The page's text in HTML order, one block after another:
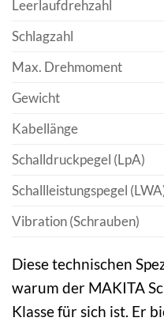
Leerlaufdrehzahl
Schlagzahl
Max. Drehmoment
Gewicht
Kabellänge
Schalldruckpegel (LpA)
Schallleistungspegel
Vibration (Schrauben)
Diese technischen
warum der MAKITA
Klasse für sich ist. Er